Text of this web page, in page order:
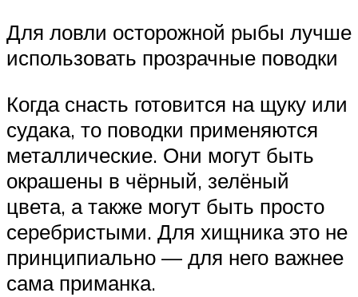
Для ловли осторожной рыбы лучше
использовать прозрачные поводки
Когда снасть готовится на щуку или
судака, то поводки применяются
металлические. Они могут быть
окрашены в чёрный, зелёный
цвета, а также могут быть просто
серебристыми. Для хищника это не
принципиально — для него важнее
сама приманка.